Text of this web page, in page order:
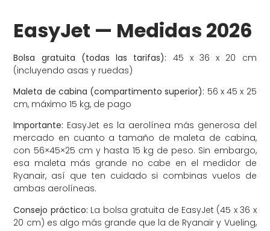
EasyJet — Medidas 2026
Bolsa gratuita (todas las tarifas): 45 x 36 x 20 cm
(incluyendo asas y ruedas)
Maleta de cabina (compartimento superior): 56 x 45 x 25
cm, máximo 15 kg, de pago
Importante: EasyJet es la aerolínea más generosa del
mercado en cuanto a tamaño de maleta de cabina,
con 56×45×25 cm y hasta 15 kg de peso. Sin embargo,
esa maleta más grande no cabe en el medidor de
Ryanair, así que ten cuidado si combinas vuelos de
ambas aerolíneas.
Consejo práctico: La bolsa gratuita de EasyJet (45 x 36 x
20 cm) es algo más grande que la de Ryanair y Vueling,